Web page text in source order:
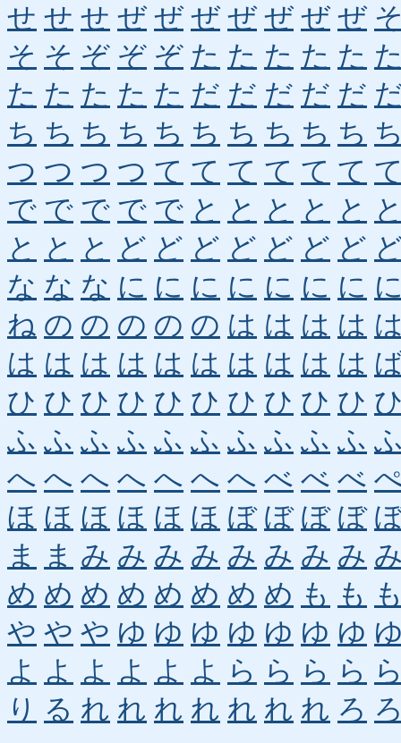
せ せ せ ぜ ぜ ぜ ぜ ぜ ぜ ぜ
そ そ ぞ ぞ ぞ た た た た た
た た た た た だ だ だ だ だ
ち ち ち ち ち ち ち ち ち ち
つ つ つ つ て て て て て て
で で で で で と と と と と
と と と ど ど ど ど ど ど ど
な な な に に に に に に に
ね の の の の の は は は は
は は は は は は は は は は
ひ ひ ひ ひ ひ ひ ひ ひ ひ ひ
ふ ふ ふ ふ ふ ふ ふ ふ ふ ふ
へ へ へ へ へ へ へ べ べ べ
ほ ほ ほ ほ ほ ほ ぼ ぼ ぼ ぼ
ま
ま み み み み み み み み
め め め め め め め め も も
や や や ゆ ゆ ゆ ゆ ゆ ゆ ゆ
よ よ よ よ よ よ ら ら ら ら
り る れ れ れ れ れ れ れ ろ